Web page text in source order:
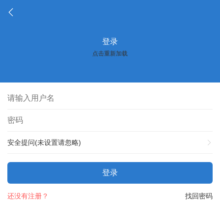
登录
点击重新加载
安全提问(未设置请忽略)
登录
找回密码
还没有注册？